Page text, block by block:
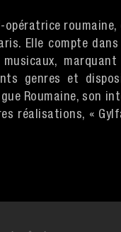
Elle compte
genres et
Roumaine, son
réalisations, «